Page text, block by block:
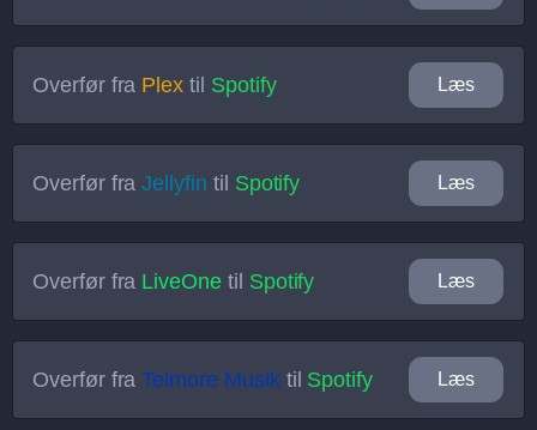
Overfør fra Plex til Spotify Læs
Overfør fraJellyfin til Spotify Læs
Overfør fra LiveOnetil Spotify Læs
Overfør fraTelmore Musiktil Spotify Læs